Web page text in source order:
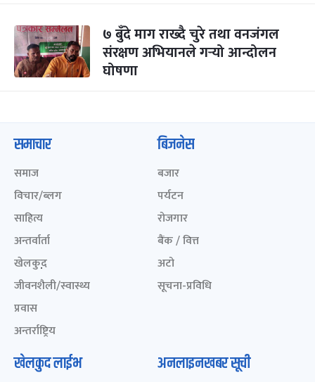
७ बुँदे माग राख्दै चुरे तथा वनजंगल
संरक्षण अभियानले गर्‍यो आन्दोलन
घोषणा
समाचार
समाज
विचार/ब्लग
साहित्य
अन्तर्वार्ता
खेलकुद़़
जीवनशैली/स्वास्थ्य
प्रवास
अन्तर्राष्ट्रिय
बिजनेस
बजार
पर्यटन
रोजगार
बैंक / वित्त
अटो
सूचना-प्रविधि
खेलकुद लाईभ अनलाइनखबर सूची